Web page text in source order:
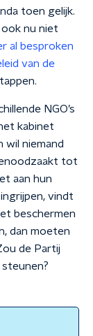
toen gelijk.
ook nu niet
al besproken
van de
NGO’s
kabinet
wil niemand
tot
aan hun
vindt
beschermen
dan moeten
de Partij